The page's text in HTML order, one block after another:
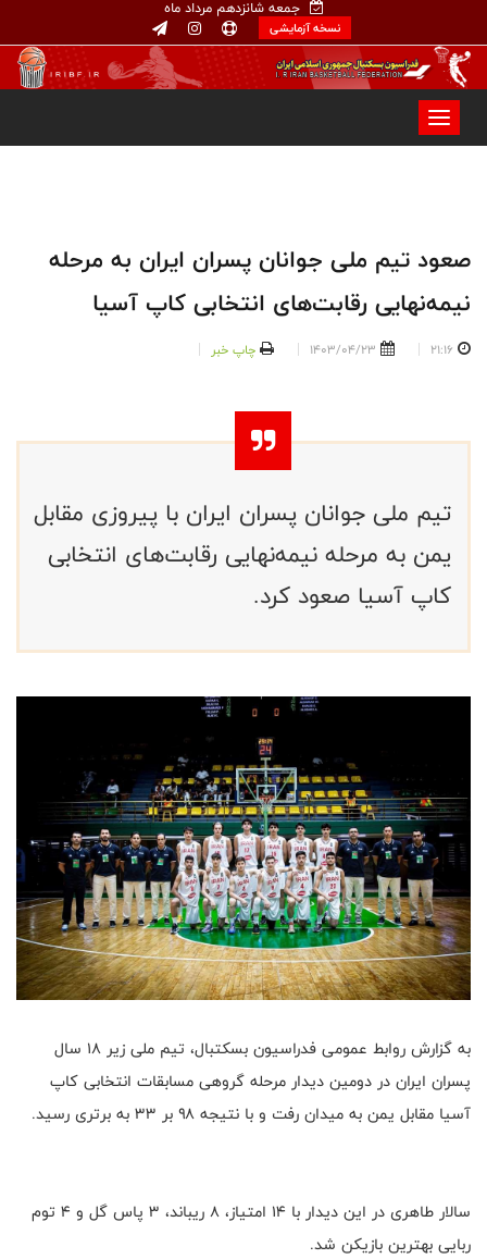
جمعه شانزدهم مرداد ماه
نسخه آزمایشی
صعود تیم ملی جوانان پسران ایران به مرحله
نیمه‌نهایی رقابت‌های انتخابی کاپ آسیا
21:16
1403/04/23 چاپ خبر
تیم ملی جوانان پسران ایران با پیروزی مقابل
یمن به مرحله نیمه‌نهایی رقابت‌های انتخابی
کاپ آسیا صعود کرد.
به گزارش روابط عمومی فدراسیون بسکتبال، تیم ملی زیر ۱۸ سال
پسران ایران در دومین دیدار مرحله گروهی مسابقات انتخابی کاپ
آسیا مقابل یمن به میدان رفت و با نتیجه ۹۸ بر ۳۳ به برتری رسید.
سالار طاهری در این دیدار با ۱۴ امتیاز، ۸ ریباند، ۳ پاس گل و ۴ توم
ربایی بهترین بازیکن شد.